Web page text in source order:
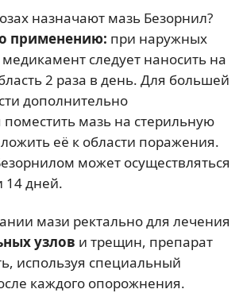
назначают мазь Безорнил?
применению: при наружных
следует наносить на
2 раза в день. Для большей
дополнительно
поместить мазь на стерильную
её к области поражения.
может осуществляться
14 дней.
мази ректально для лечения
узлов и трещин, препарат
используя специальный
каждого опорожнения.